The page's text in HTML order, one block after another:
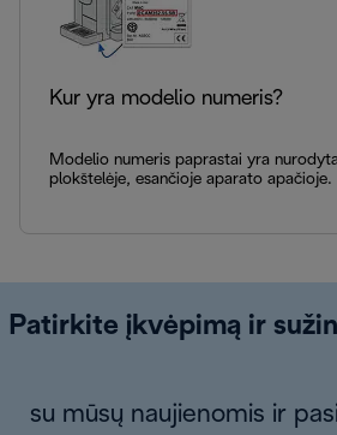
Kur yra modelio numeris?
Modelio numeris paprastai yra
plokštelėje, esančioje aparato apačioje.
Patirkite įkvėpimą ir
su mūsų naujienomis ir